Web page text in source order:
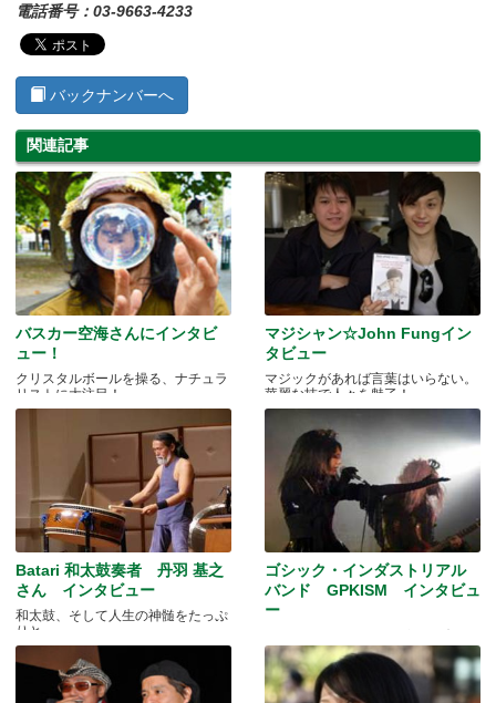
電話番号：03-9663-4233
バックナンバーへ
関連記事
バスカー空海さんにインタビ
ュー！
クリスタルボールを操る、ナチュラ
リストに大注目！
マジシャン☆John Fungイン
タビュー
マジックがあれば言葉はいらない。
華麗な技で人々を魅了！
Batari 和太鼓奏者 丹羽 基之
さん インタビュー
和太鼓、そして人生の神髄をたっぷ
りと
ゴシック・インダストリアル
バンド GPKISM インタビュ
ー
に上陸！